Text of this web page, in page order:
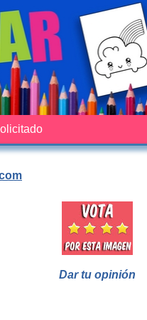
Dar tu opinión